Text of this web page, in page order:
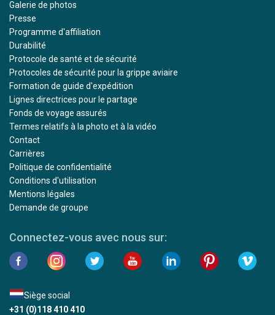
Galerie de photos
Presse
Programme d'affiliation
Durabilité
Protocole de santé et de sécurité
Protocoles de sécurité pour la grippe aviaire
Formation de guide d'expédition
Lignes directrices pour le partage
Fonds de voyage assurés
Termes relatifs à la photo et à la vidéo
Contact
Carrières
Politique de confidentialité
Conditions d'utilisation
Mentions légales
Demande de groupe
Connectez-vous avec nous sur:
Siège social
+31 (0)118 410 410